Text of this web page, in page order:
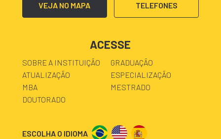
VEJA NO MAPA TELEFONES
ACESSE
SOBRE A INSTITUIÇÃO
GRADUAÇÃO
ATUALIZAÇÃO
ESPECIALIZAÇÃO
MBA
MESTRADO
DOUTORADO
ESCOLHA O IDIOMA